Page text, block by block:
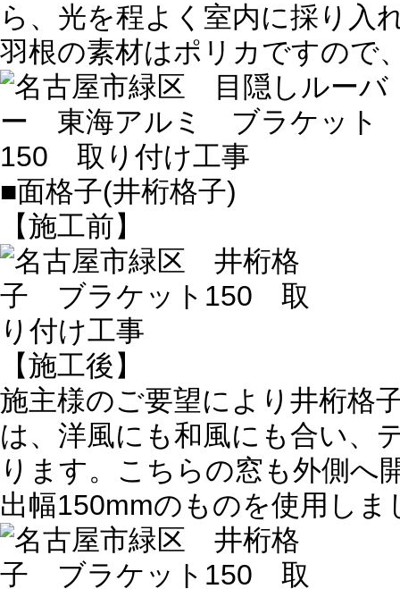
ら、光を程よく室内に採り入
羽根の素材はポリカですので
■面格子(井桁格子)
【施工前】
【施工後】
施主様のご要望により井桁格
は、洋風にも和風にも合い、
ります。こちらの窓も外側へ
出幅150mmのものを使用しま